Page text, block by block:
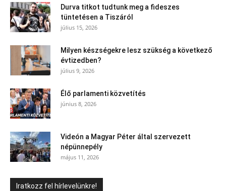
Durva titkot tudtunk meg a fideszes
tüntetésen a Tiszáról
július 15, 2026
Milyen készségekre lesz szükség a következő
évtizedben?
július 9, 2026
Élő parlamenti közvetítés
június 8, 2026
Videón a Magyar Péter által szervezett
népünnepély
május 11, 2026
Iratkozz fel hírlevelünkre!